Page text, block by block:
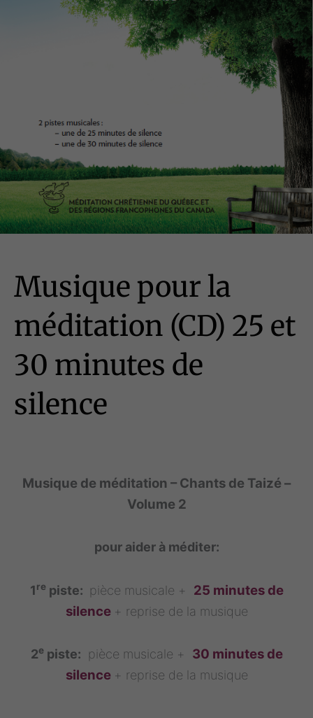
Musique pour la
méditation (CD) 25 et
30 minutes de
silence
Musique de méditation – Chants de Taizé –
Volume 2
pour aider à méditer:
1re piste: pièce musicale + 25 minutes de
silence + reprise de la musique
2e piste: pièce musicale + 30 minutes de
silence + reprise de la musique